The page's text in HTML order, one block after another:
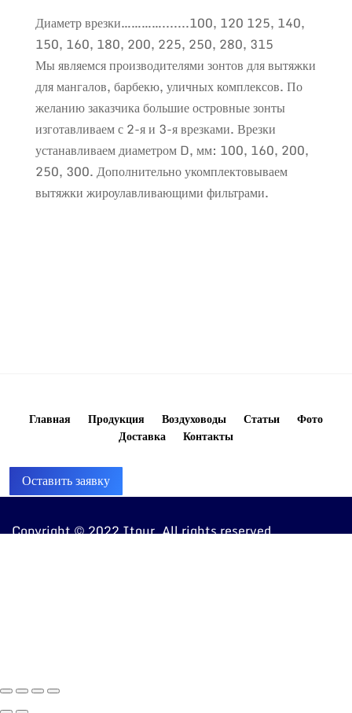
Диаметр врезки………….......100, 120 125, 140,
150, 160, 180, 200, 225, 250, 280, 315
Мы являемся производителями зонтов для вытяжки
для мангалов, барбекю, уличных комплексов. По
желанию заказчика большие островные зонты
изготавливаем с 2-я и 3-я врезками. Врезки
устанавливаем диаметром D, мм: 100, 160, 200,
250, 300. Дополнительно укомплектовываем
вытяжки жироулавливающими фильтрами.
Главная Продукция Воздуховоды Статьи
Фото
Доставка
Контакты
Оставить заявку
Copyright © 2022 Itour. All rights reserved